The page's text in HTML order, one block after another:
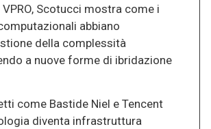
Scotucci mostra come i
abbiano
della complessità
a nuove forme di ibridazione
come Bastide Niel e Tencent
diventa infrastruttura